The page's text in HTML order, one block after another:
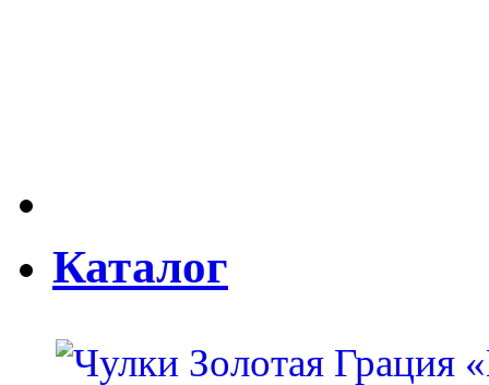
Каталог